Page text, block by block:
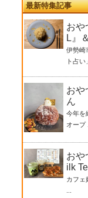
最新特集記事
おや
L』
伊勢崎
ト占い
おや
ん
今年を
オープ
おや
ilk
カフェ